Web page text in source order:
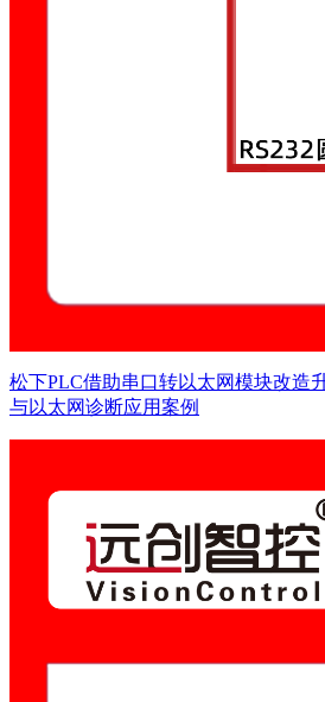
松下PLC借助串口转以太网模块改造
与以太网诊断应用案例